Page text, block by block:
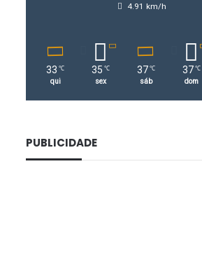
4.91 km/h
33 ℃
qui
35 ℃
sex
37 ℃
sáb
37 ℃
dom
PUBLICIDADE